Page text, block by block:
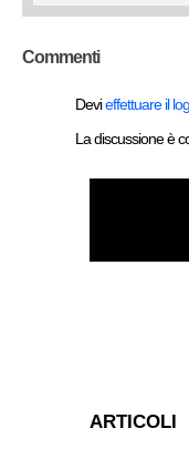
Commenti
Devieffettuare il
La discussione è
ARTICOLI